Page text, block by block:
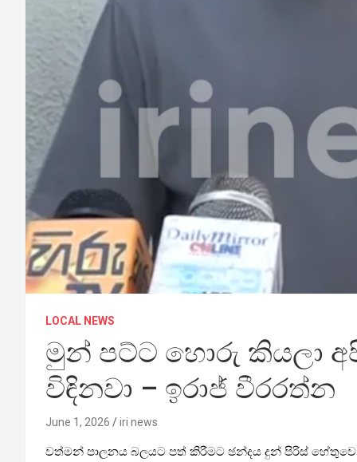
LOCAL NEWS
මුන් පට්ට හොරු කියලා
විඳිනවා – ඉරාජ් වීරරත්න
June 1, 2026 iri news
වත්මන් පාලනය බලයට පත් කිරීමට ඡන්දය දුන් පිරිස්